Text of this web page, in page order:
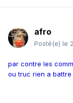
afro
Posté(e) le
par contre les
ou truc rien a battre